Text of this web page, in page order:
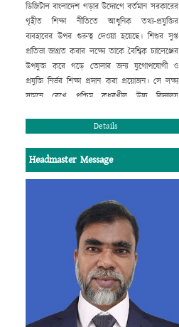
ডিজিটাল বাংলাদেশ গড়ার উদ্যোগেবর্তমান সরকারের
গৃহীত শিক্ষা নীতিতে আধুনিক তথ্য-প্রযুক্তির
ব্যবহারের উপর গুরুত্ব দেওয়া হয়েছে। শিশুর সুপ্ত
প্রতিভা জাগ্রত করার লক্ষ্যে তাকে বৈশ্বিক চ্যালেঞ্জের
উপযুক্ত করে গড়ে তোলার জন্য যুগোপযোগী ও
প্রযুক্তি নির্ভর শিক্ষা প্রদান করা প্রয়োজন। সে লক্ষ্য
সামনে রেখে পশ্চিম কধুরখীল উচ্চ বিদ্যালয়
সামগ্রিক চিত্র ফুটে উঠবে। আমি সবার সহযোগিতা ও
পশ্চিম কধুরখীল উচ্চ বিদ্যালয় পরিচালনা পর্ষদ।
Details
Headmaster Message